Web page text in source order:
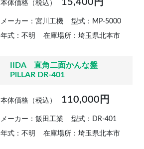
本体価格（税込） 15,400円
メーカー：宮川工機 型式：MP-5000
年式：不明 在庫場所：埼玉県北本市
IIDA 直角二面かんな盤
PiLLAR DR-401
本体価格（税込） 110,000円
メーカー：飯田工業 型式：DR-401
年式：不明 在庫場所：埼玉県北本市